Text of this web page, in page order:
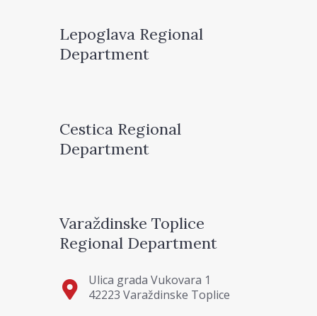
Lepoglava Regional
Department
Cestica Regional
Department
Varaždinske Toplice
Regional Department
Ulica grada Vukovara 1
42223 Varaždinske Toplice